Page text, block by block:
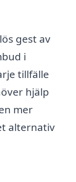
gest av
i
tillfälle
hjälp
mer
alternativ